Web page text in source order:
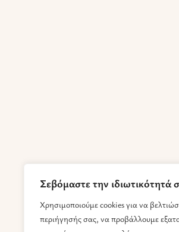
Σεβόμαστε την ιδιωτικότητά
Χρησιμοποιούμε cookies για να
περιήγησής σας, να προβάλλουμε